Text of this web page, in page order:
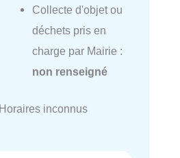
Collecte d'objet ou
déchets pris en
charge par Mairie :
non renseigné
Horaires inconnus